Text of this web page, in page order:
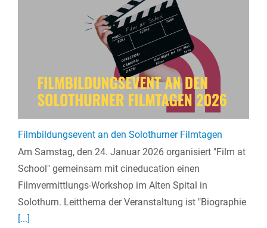
Filmbildungsevent an den Solothurner Filmtagen
Am Samstag, den 24. Januar 2026 organisiert "Film at
School" gemeinsam mit cineducation einen
Filmvermittlungs-Workshop im Alten Spital in
Solothurn. Leitthema der Veranstaltung ist "Biographie
[...]